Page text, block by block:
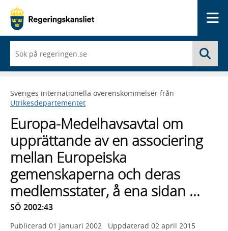
du
börjar
skriva
framträder
en
med
sökförslag
Sveriges internationella överenskommelser från
Utrikesdepartementet
Europa-Medelhavsavtal om
upprättande av en associering
mellan Europeiska
gemenskaperna och deras
medlemsstater, å ena sidan ...
SÖ 2002:43
Publicerad 01 januari 2002 Uppdaterad 02 april 2015